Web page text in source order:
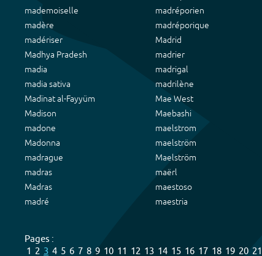
mademoiselle
madère
madériser
Madhya Pradesh
madia
madia sativa
Madïnat al-Fayyüm
Madison
madone
Madonna
madrague
madras
Madras
madré
madréporien
madréporique
Madrid
madrier
madrigal
madrilène
Mae West
Maebashi
maelstrom
maelström
Maelström
maërl
maestoso
maestria
Pages :
1 2 3 4 5 6 7 8 9 10 11 12 13 14 15 16 17 18 19 20 21